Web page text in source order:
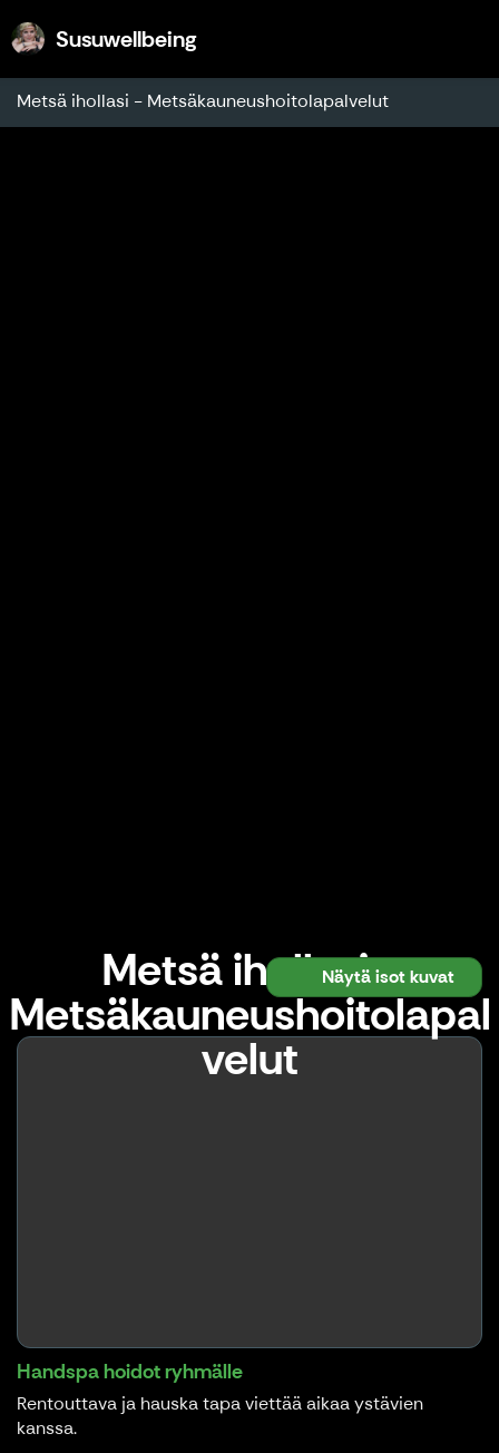
SusuwellbeingSusuwellbeing
Metsä ihollasi - Metsäkauneushoitolapalvelut
Metsä ihollasi -
Metsäkauneushoitolapal
velut
Näytä isot kuvat
Handspa hoidot ryhmälle
Rentouttava ja hauska tapa viettää aikaa ystävien
kanssa.